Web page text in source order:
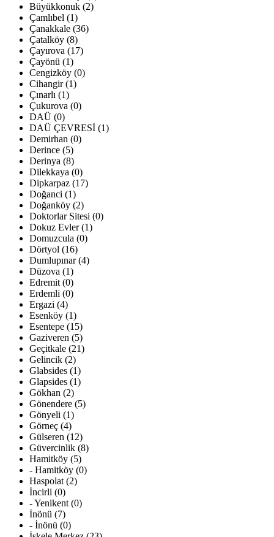
Büyükkonuk (2)
Çamlıbel (1)
Çanakkale (36)
Çatalköy (8)
Çayırova (17)
Çayönü (1)
Cengizköy (0)
Cihangir (1)
Çınarlı (1)
Çukurova (0)
DAÜ (0)
DAÜ ÇEVRESİ (1)
Demirhan (0)
Derince (5)
Derinya (8)
Dilekkaya (0)
Dipkarpaz (17)
Doğanci (1)
Doğanköy (2)
Doktorlar Sitesi (0)
Dokuz Evler (1)
Domuzcula (0)
Dörtyol (16)
Dumlupınar (4)
Düzova (1)
Edremit (0)
Erdemli (0)
Ergazi (4)
Esenköy (1)
Esentepe (15)
Gaziveren (5)
Geçitkale (21)
Gelincik (2)
Glabsides (1)
Glapsides (1)
Gökhan (2)
Gönendere (5)
Gönyeli (1)
Görneç (4)
Gülseren (12)
Güvercinlik (8)
Hamitköy (5)
- Hamitköy (0)
Haspolat (2)
İncirli (0)
- Yenikent (0)
İnönü (7)
- İnönü (0)